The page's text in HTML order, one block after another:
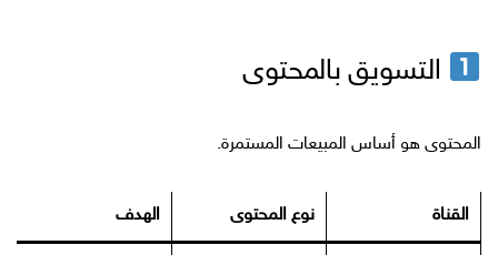
التسويق بالمحتوى
المحتوى هو أساس المبيعات المستمرة.
القناة نوع المحتوى الهدف